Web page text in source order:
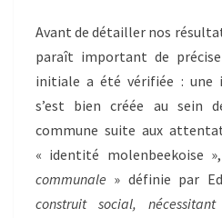
Avant de détailler nos
paraît important de
initiale a été vérifiée : une
s’est bien créée au sein
commune suite aux
« identité molenbeekoise »,
communale » définie par
construit social,